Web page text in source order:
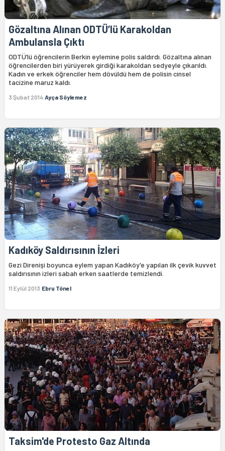
Gözaltına Alınan ODTÜ’lü Karakoldan
Ambulansla Çıktı
ODTÜ’lü öğrencilerin Berkin eylemine polis saldırdı. Gözaltına alınan
öğrencilerden biri yürüyerek girdiği karakoldan sedyeyle çıkarıldı.
Kadın ve erkek öğrenciler hem dövüldü hem de polisin cinsel
tacizine maruz kaldı.
3 Şubat 2014 Ayça Söylemez
Kadıköy Saldırısının İzleri
Gezi Direnişi boyunca eylem yapan Kadıköy'e yapılan ilk çevik kuvvet
saldırısının izleri sabah erken saatlerde temizlendi.
11 Eylül 2013 Ebru Tönel
Taksim'de Protesto Gaz Altında